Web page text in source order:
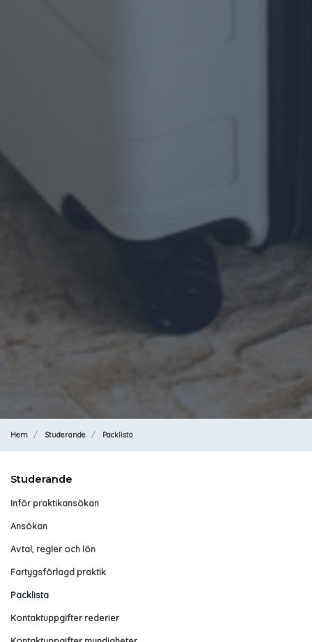
Hem Studerande Packlista
Studerande
Inför praktikansökan
Ansökan
Avtal, regler och lön
Fartygsförlagd praktik
Packlista
Kontaktuppgifter rederier